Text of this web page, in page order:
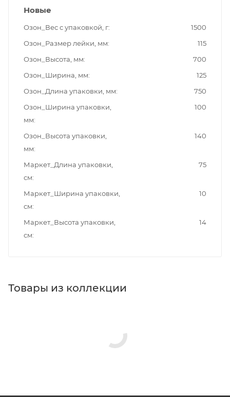
Новые
Озон_Вес с упаковкой, г
1500
Озон_Размер лейки, мм
115
Озон_Высота, мм
700
Озон_Ширина, мм
125
Озон_Длина упаковки, мм
750
Озон_Ширина упаковки,
мм
100
Озон_Высота упаковки,
мм
140
Маркет_Длина упаковки,
см
75
Маркет_Ширина упаковки,
см
10
Маркет_Высота упаковки,
см
14
Товары из коллекции
Душ, Товар, 00-011334040